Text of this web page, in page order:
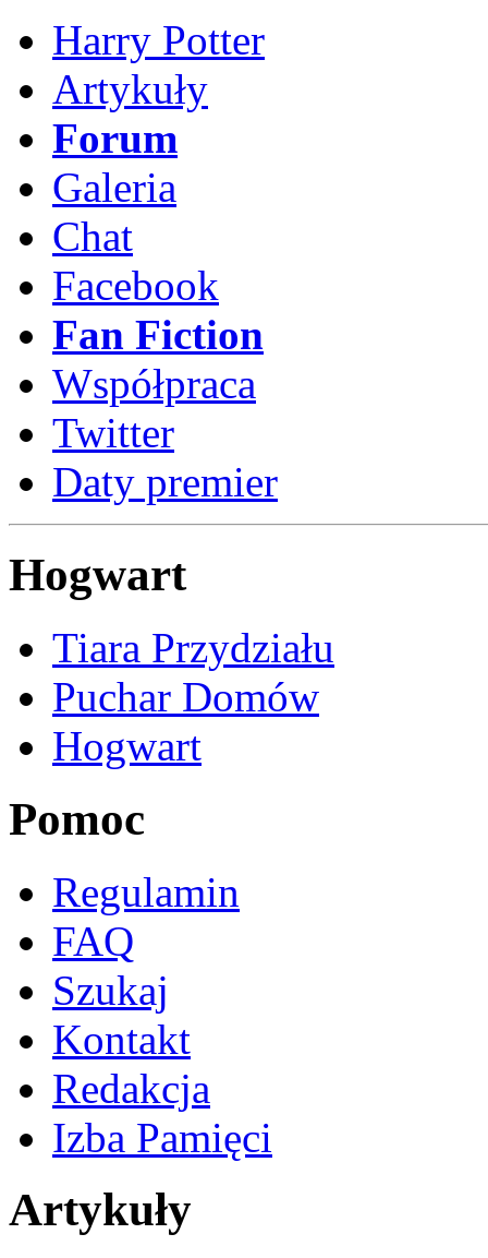
Harry Potter
Artykuły
Forum
Galeria
Chat
Facebook
Fan Fiction
Współpraca
Twitter
Daty premier
Hogwart
Tiara Przydziału
Puchar Domów
Hogwart
Pomoc
Regulamin
FAQ
Szukaj
Kontakt
Redakcja
Izba Pamięci
Artykuły